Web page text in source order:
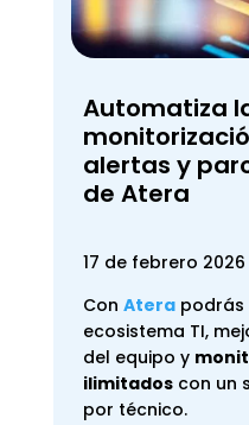
Automatiza
alertas y
de Atera
17 de febrero 2026
Con Aterapodrás
ecosistema TI,
del equipo y
ilimitadoscon un
por técnico.